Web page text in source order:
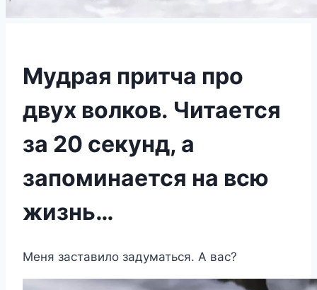
Мудрая притча про
двух волков. Читается
за 20 секунд, а
запоминается на всю
жизнь…
Меня заставило задуматься. А вас?